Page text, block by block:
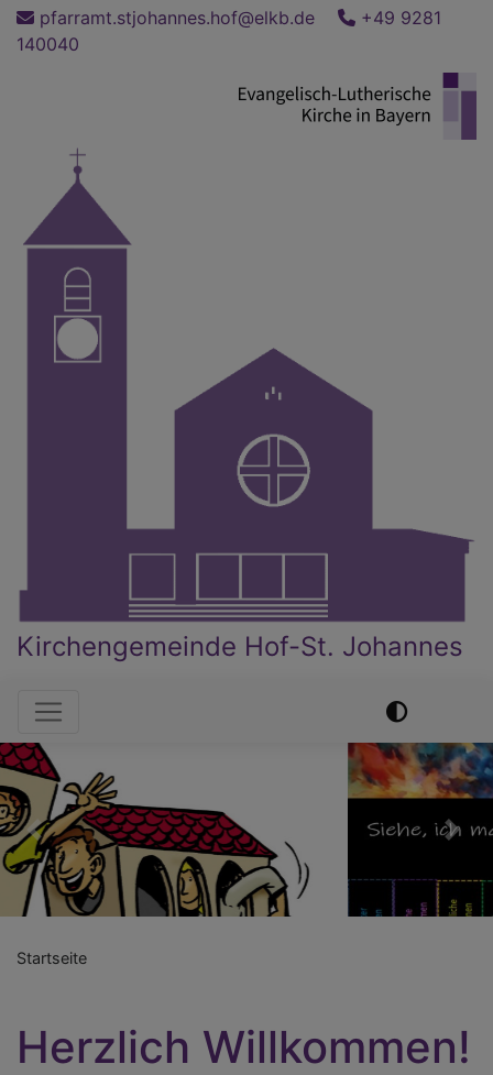
Direkt
zum
pfarramt.stjohannes.hof@elkb.de
+49 9281
140040
Kirchengemeinde Hof-St. Johannes
Hauptnavigation
Previous Next
Startseite
Herzlich Willkommen!